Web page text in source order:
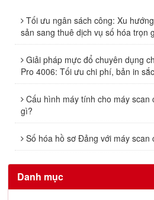
Tối ưu ngân sách công: Xu
sản sang thuê dịch vụ số hóa trọn
Giải pháp mực đổ chuyên dụng
Pro 4006: Tối ưu chi phí, bản in
Cấu hình máy tính cho máy scan
gì?
Số hóa hồ sơ Đảng với máy scan
Danh mục